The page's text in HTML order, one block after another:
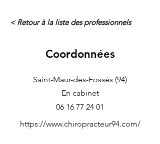
< Retour à la liste des professionnels
Coordonnées
Saint-Maur-des-Fossés (94)
En cabinet
06 16 77 24 01
https://www.chiropracteur94.com/